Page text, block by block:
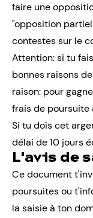
faire une
"opposition
contestes sur le
Attention: si tu
bonnes raisons
raison: pour
frais de poursuite
Si tu dois cet
délai de 10 jours
L'avis de
Ce document
poursuites ou
la saisie à ton